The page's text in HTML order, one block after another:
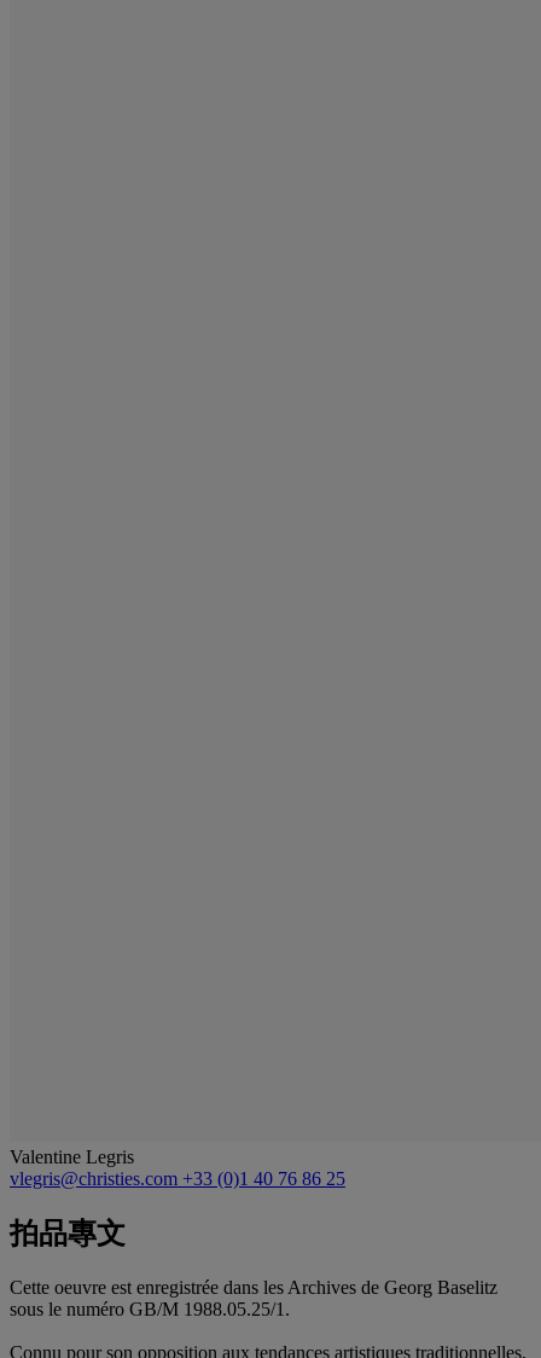
Valentine Legris
vlegris@christies.com +33 (0)1 40 76 86 25
拍品專文
Cette oeuvre est enregistrée dans les Archives de Georg Baselitz
sous le numéro GB/M 1988.05.25/1.
Connu pour son opposition aux tendances artistiques traditionnelles,